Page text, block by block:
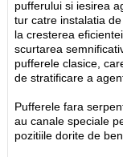
pufferului si iesirea
tur catre instalatia
la cresterea
scurtarea
pufferele clasice,
de stratificare a
Pufferele fara
au canale speciale
pozitiile dorite de